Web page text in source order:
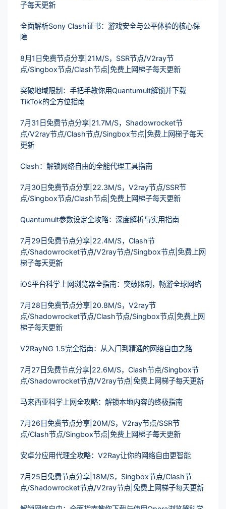
子每天更新
全面解析Sony Clash证书：游戏安全与公平体验的核心保
障
8月1日免费节点分享|21M/S，SSR节点/V2ray节
点/Singbox节点/Clash节点|免费上网梯子每天更新
突破地域限制：手把手教你用Quantumult解锁并下载
TikTok的全方位指南
7月31日免费节点分享|21.7M/S，Shadowrocket节
点/V2ray节点/Clash节点/Singbox节点|免费上网梯子每天
更新
Clash：解锁网络自由的全能代理工具指南
7月30日免费节点分享|22.3M/S，V2ray节点/SSR节
点/Singbox节点/Clash节点|免费上网梯子每天更新
Quantumult参数设定全攻略：深度解析与实用指南
7月29日免费节点分享|22.4M/S，Clash节
点/Shadowrocket节点/V2ray节点/Singbox节点|免费上网
梯子每天更新
iOS平台科学上网浏览器全指南：突破限制，畅游全球网络
7月28日免费节点分享|20.8M/S，V2ray节
点/Shadowrocket节点/Clash节点/Singbox节点|免费上网
梯子每天更新
V2RayNG 1.5完全指南：从入门到精通的网络自由之路
7月27日免费节点分享|22.6M/S，Clash节点/Singbox节
点/Shadowrocket节点/V2ray节点|免费上网梯子每天更新
马来西亚科学上网全攻略：解锁本地内容的终极指南
7月26日免费节点分享|20M/S，V2ray节点/SSR节
点/Clash节点/Singbox节点|免费上网梯子每天更新
安卓分应用代理全攻略：V2Ray让你的网络自由更智能
7月25日免费节点分享|18M/S，Singbox节点/Clash节
点/Shadowrocket节点/V2ray节点|免费上网梯子每天更新